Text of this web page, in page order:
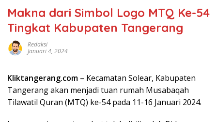
Makna dari Simbol Logo MTQ Ke-54
Tingkat Kabupaten Tangerang
Redaksi
Januari 4, 2024
Kliktangerang.com – Kecamatan Solear, Kabupaten
Tangerang akan menjadi tuan rumah Musabaqah
Tilawatil Quran (MTQ) ke-54 pada 11-16 Januari 2024.